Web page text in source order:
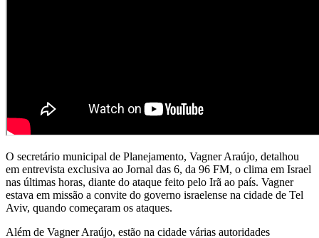
O secretário municipal de Planejamento, Vagner Araújo, detalhou
em entrevista exclusiva ao Jornal das 6, da 96 FM, o clima em Israel
nas últimas horas, diante do ataque feito pelo Irã ao país. Vagner
estava em missão a convite do governo israelense na cidade de Tel
Aviv, quando começaram os ataques.
Além de Vagner Araújo, estão na cidade várias autoridades